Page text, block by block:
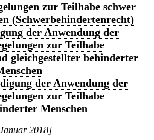
zur Teilhabe schwer
(Schwerbehindertenrecht)
der Anwendung der
zur Teilhabe
gleichgestellter behinderter
der Anwendung der
zur Teilhabe
Menschen
2018]